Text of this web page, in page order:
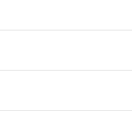
商品の中には、本サ
価格照会結果は、記載
(DEHP)(別名：DOP)
いては閾値を超える意図的
率が中国RoHSの基準
外への提供する場合
をとります。
棄する場合は、完全に